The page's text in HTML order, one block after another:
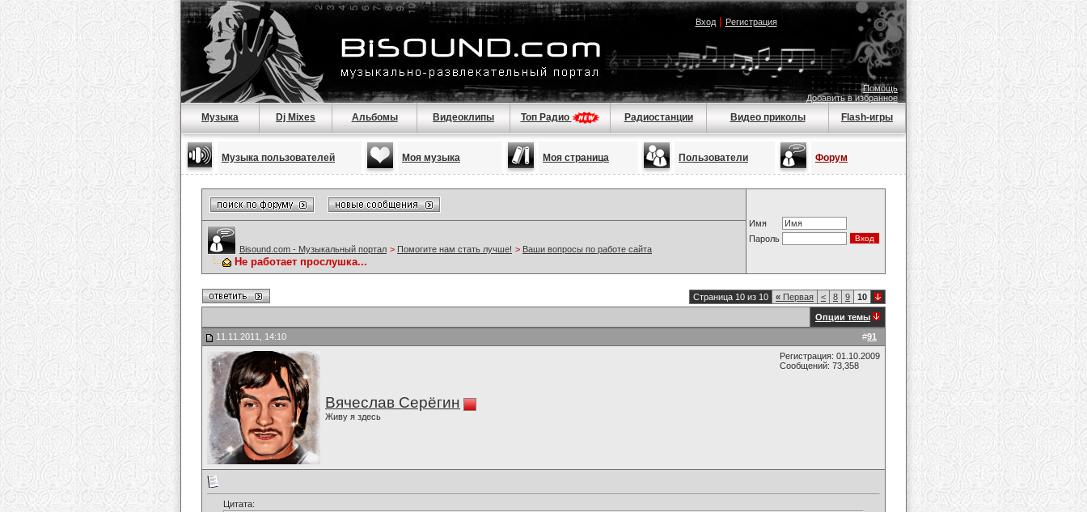
Вход| Регистрация
Помощь
Добавить в избранное
Музыка Dj Mixes Альбомы Видеоклипы Топ Радио Радиостанции Видео приколы Flash-игры
Музыка пользователей Моя музыка Моя страница Пользователи Форум
Имя
Пароль
Bisound.com - Музыкальный портал > Помогите нам стать лучше! > Ваши вопросы по работе сайта
Не работает прослушка...
Страница 10 из 10 « Первая < 8 9 10
Опции темы
#91
11.11.2011, 14:10
Вячеслав Серёгин
Живу я здесь
Регистрация: 01.10.2009
Сообщений: 73,358
Цитата: